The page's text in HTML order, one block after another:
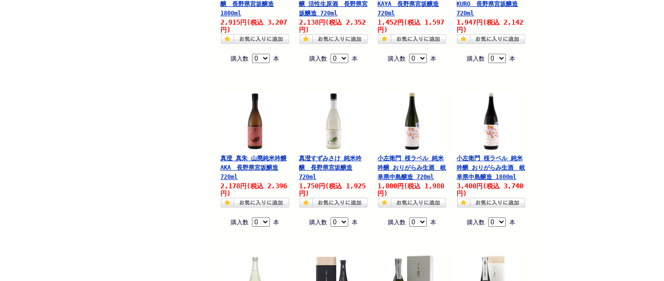
醸 長野県宮坂醸造
1800ml
2,915円 (税込 3,207
円)
購入数 本
醸 活性生原酒 長野県宮
坂醸造 720ml
2,138円 (税込 2,352
円)
購入数 本
KAYA 長野県宮坂醸造
720ml
1,452円 (税込 1,597
円)
購入数 本
KURO 長野県宮坂醸造
720ml
1,947円 (税込 2,142
円)
購入数 本
真澄 真朱 山廃純米吟醸
AKA 長野県宮坂醸造
720ml
2,178円 (税込 2,396
円)
購入数 本
真澄すずみさけ 純米吟
醸 長野県宮坂醸造
720ml
1,750円 (税込 1,925
円)
購入数 本
小左衛門 桜ラベル 純米
吟醸 おりがらみ生酒 岐
阜県中島醸造 720ml
1,800円 (税込 1,980
円)
購入数 本
小左衛門 桜ラベル 純米
吟醸 おりがらみ生酒 岐
阜県中島醸造 1800ml
3,400円 (税込 3,740
円)
購入数 本